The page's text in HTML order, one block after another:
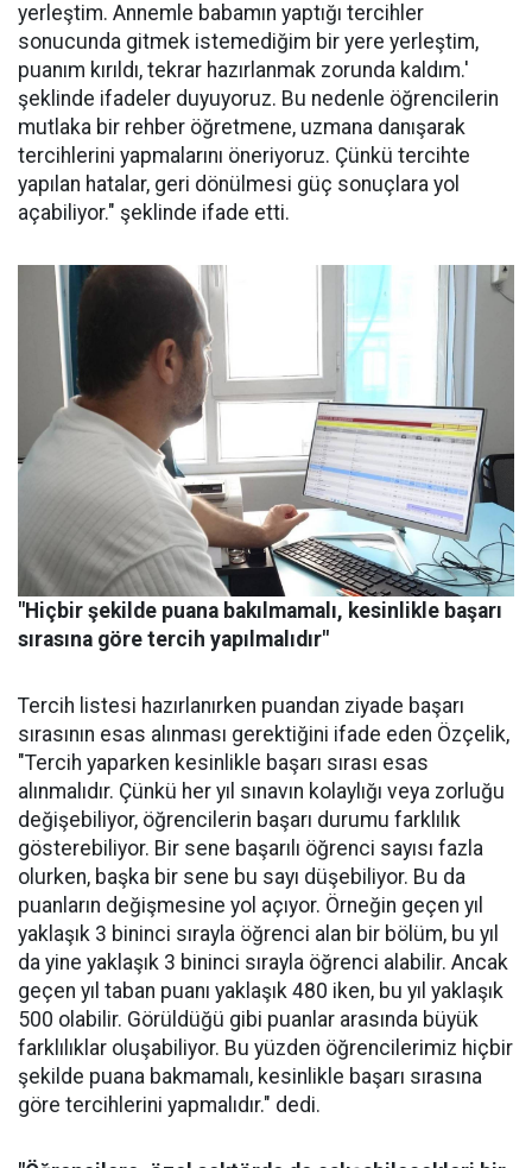
yerleştim. Annemle babamın yaptığı tercihler
sonucunda gitmek istemediğim bir yere yerleştim,
puanım kırıldı, tekrar hazırlanmak zorunda kaldım.'
şeklinde ifadeler duyuyoruz. Bu nedenle öğrencilerin
mutlaka bir rehber öğretmene, uzmana danışarak
tercihlerini yapmalarını öneriyoruz. Çünkü tercihte
yapılan hatalar, geri dönülmesi güç sonuçlara yol
açabiliyor." şeklinde ifade etti.
"Hiçbir şekilde puana bakılmamalı, kesinlikle başarı
sırasına göre tercih yapılmalıdır"
Tercih listesi hazırlanırken puandan ziyade başarı
sırasının esas alınması gerektiğini ifade eden Özçelik,
"Tercih yaparken kesinlikle başarı sırası esas
alınmalıdır. Çünkü her yıl sınavın kolaylığı veya zorluğu
değişebiliyor, öğrencilerin başarı durumu farklılık
gösterebiliyor. Bir sene başarılı öğrenci sayısı fazla
olurken, başka bir sene bu sayı düşebiliyor. Bu da
puanların değişmesine yol açıyor. Örneğin geçen yıl
yaklaşık 3 bininci sırayla öğrenci alan bir bölüm, bu yıl
da yine yaklaşık 3 bininci sırayla öğrenci alabilir. Ancak
geçen yıl taban puanı yaklaşık 480 iken, bu yıl yaklaşık
500 olabilir. Görüldüğü gibi puanlar arasında büyük
farklılıklar oluşabiliyor. Bu yüzden öğrencilerimiz hiçbir
şekilde puana bakmamalı, kesinlikle başarı sırasına
göre tercihlerini yapmalıdır." dedi.